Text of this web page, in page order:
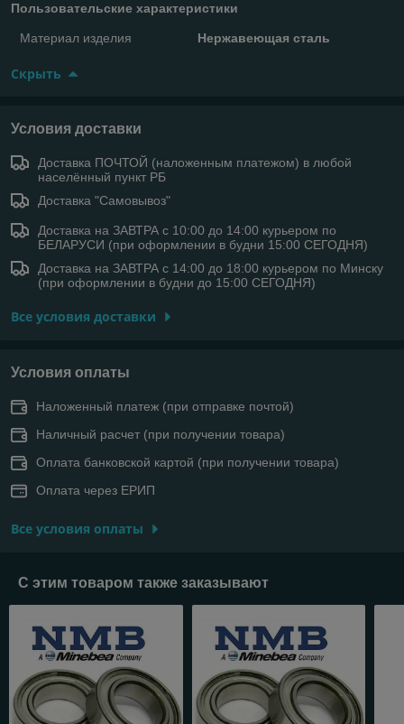
Пользовательские характеристики
Материал изделия Нержавеющая сталь
Скрыть
Условия доставки
Доставка ПОЧТОЙ (наложенным платежом) в любой
населённый пункт РБ
Доставка "Самовывоз"
Доставка на ЗАВТРА с 10:00 до 14:00 курьером по
БЕЛАРУСИ (при оформлении в будни 15:00 СЕГОДНЯ)
Доставка на ЗАВТРА с 14:00 до 18:00 курьером по Минску
(при оформлении в будни до 15:00 СЕГОДНЯ)
Все условия доставки
Условия оплаты
Наложенный платеж (при отправке почтой)
Наличный расчет (при получении товара)
Оплата банковской картой (при получении товара)
Оплата через ЕРИП
Все условия оплаты
С этим товаром также заказывают